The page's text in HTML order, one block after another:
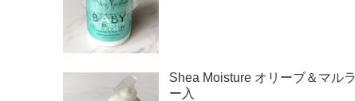
Shea Moisture オリーブ＆マル
ー入